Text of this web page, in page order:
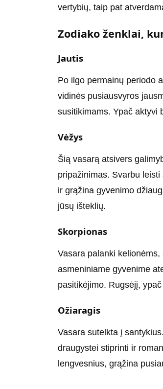
vertybių, taip pat
Zodiako ženklai,
Jautis
Po ilgo permainų periodo
vidinės pusiausvyros
susitikimams. Ypač aktyvi
Vėžys
Šią vasarą atsivers
pripažinimas. Svarbu
ir grąžina gyvenimo
jūsų išteklių.
Skorpionas
Vasara palanki
asmeniniame gyvenime
pasitikėjimo. Rugsėjį,
Ožiaragis
Vasara sutelkta į
draugystei stiprinti ir
lengvesnius, grąžina